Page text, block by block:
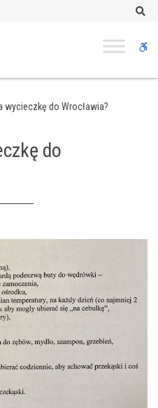
wycieczkę do Wrocławia?
do